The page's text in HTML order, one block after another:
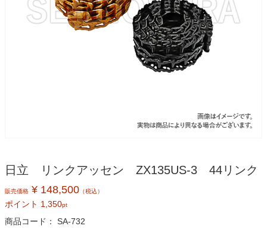
日立 リンクアッセン ZX135US-3 44リンク
販売価格 ¥ 148,500 （税込）
ポイント 1,350pt
商品コード： SA-732